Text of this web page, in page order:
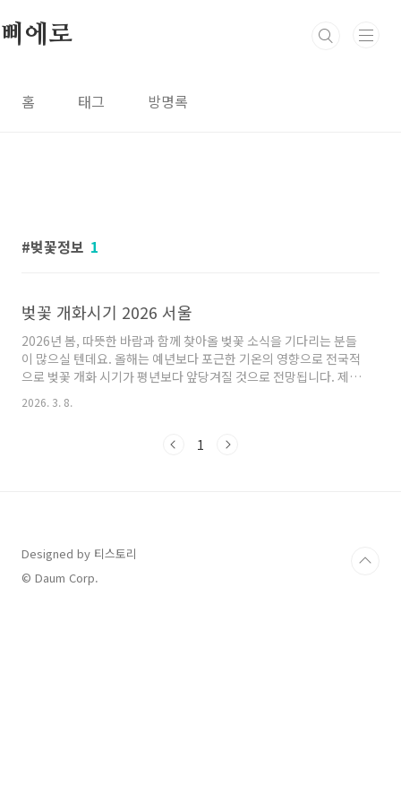
삐에로
홈 태그 방명록
벚꽃정보 1
벚꽃 개화시기 2026 서울
2026년 봄, 따뜻한 바람과 함께 찾아올 벚꽃 소식을 기다리는 분들
이 많으실 텐데요. 올해는 예년보다 포근한 기온의 영향으로 전국적
으로 벚꽃 개화 시기가 평년보다 앞당겨질 것으로 전망됩니다. 제공
된 기상 정보를 바탕으로 2026년 전국 벚꽃 개화 예상 시기와 주요
특징을 상세히 정리해 드립니다.벚꽃 개화시기 2026 서울 2026년
으로 남부 지방을 거쳐 중부 지방으로 빠르게 북상할 것으로 보입니
2026. 3. 8.
1
Designed by 티스토리
© Daum Corp.